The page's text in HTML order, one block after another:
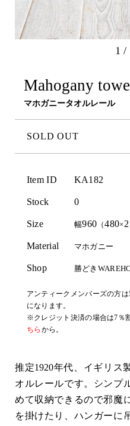
1 /
Mahogany
マホガニータオルレール
SOLD OUT
Item ID KA182
Stock 0
Size 幅960 （480×2
Material マホガニー
Shop 勝どき
アンティークメンバーズの方
になります。
※クレジット決済の場合は7％
ちら から。
推定1920年代、イギリス
オルレールです。シンプ
めて収納できるので邪魔
を掛けたり、ハンガーに